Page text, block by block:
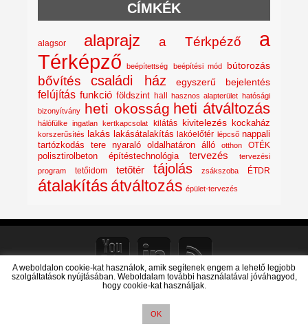
CÍMKÉK
alagsor alaprajz a Térkpéző
a
Térképző
beépítettség beépítési mód bútorozás
bővítés családi ház egyszerű bejelentés
felújítás funkció földszint hall hasznos alapterület hatósági
bizonyítvány heti okosság heti átváltozás
hálófülke ingatlan kertkapcsolat kilátás kivitelezés kockaház
korszerűsítés lakás lakásátalakítás lakóelőtér lépcső nappali
tartózkodás tere
nyaraló oldalhatáron álló otthon OTÉK
polisztirolbeton építéstechnológia tervezés
tervezési
program
tetőidom tetőtér tájolás zsákszoba ÉTDR
átalakításátváltozás épület-tervezés
Powered by:WordPress
A weboldalon cookie-kat használok, amik segítenek engem a lehető legjobb
szolgáltatások nyújtásában. Weboldalam további használatával jóváhagyod,
hogy cookie-kat használjak.
OK